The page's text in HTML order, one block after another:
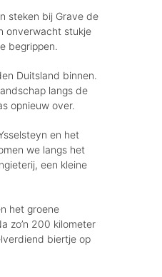
steken bij Grave de
onverwacht stukje
begrippen.
Duitsland binnen.
langs de
opnieuw over.
en het
we langs het
een kleine
het groene
zo’n 200 kilometer
biertje op